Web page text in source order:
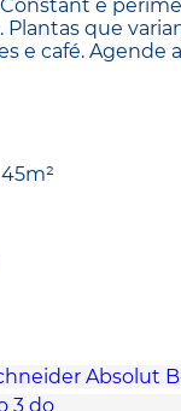
e
que
e café.